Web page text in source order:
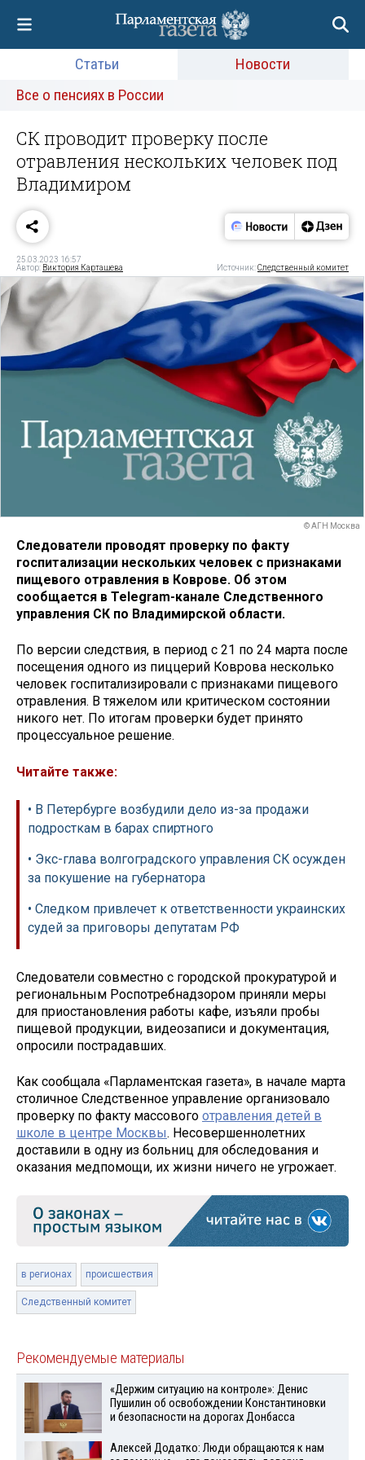
Статьи
Новости
Все о пенсиях в России
СК проводит проверку после
отравления нескольких человек под
Владимиром
25.03.2023 16:57
Автор: Виктория Карташева Источник:Следственный комитет
© АГН Москва
Следователи проводят проверку по факту
госпитализации нескольких человек с признаками
пищевого отравления в Коврове. Об этом
сообщается в Telegram-канале Следственного
управления СК по Владимирской области.
По версии следствия, в период с 21 по 24 марта после
посещения одного из пиццерий Коврова несколько
человек госпитализировали с признаками пищевого
отравления. В тяжелом или критическом состоянии
никого нет. По итогам проверки будет принято
процессуальное решение.
Читайте также:
• В Петербурге возбудили дело из-за продажи
подросткам в барах спиртного
• Экс-глава волгоградского управления СК осужден
за покушение на губернатора
• Следком привлечет к ответственности украинских
судей за приговоры депутатам РФ
Следователи совместно с городской прокуратурой и
региональным Роспотребнадзором приняли меры
для приостановления работы кафе, изъяли пробы
пищевой продукции, видеозаписи и документация,
опросили пострадавших.
Как сообщала «Парламентская газета», в начале марта
столичное Следственное управление организовало
проверку по факту массового отравления детей в
школе в центре Москвы. Несовершеннолетних
доставили в одну из больниц для обследования и
оказания медпомощи, их жизни ничего не угрожает.
в регионах происшествия
Следственный комитет
Рекомендуемые материалы
«Держим ситуацию на контроле»: Денис
Пушилин об освобождении Константиновки
и безопасности на дорогах Донбасса
Алексей Додатко: Люди обращаются к нам